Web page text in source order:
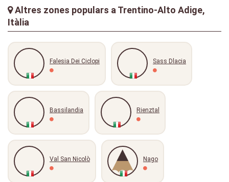
fra1981 01-08-2020
Altres zones populars a Trentino-Alto Adige,
Itàlia
Falesia Dei Ciclopi Sass Dlacia
Bassilandia Rienztal
Val San Nicolò Nago